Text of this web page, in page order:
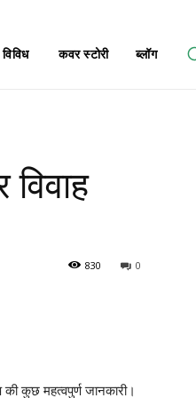
विविध कवर स्टोरी ब्लॉग
विवाह
0
830
कुछ महत्वपुर्ण जानकारी।